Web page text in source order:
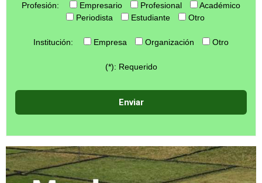
Profesión: Empresario Profesional
Académico
Periodista
Estudiante Otro
Institución: Empresa Organización Otro
(*): Requerido